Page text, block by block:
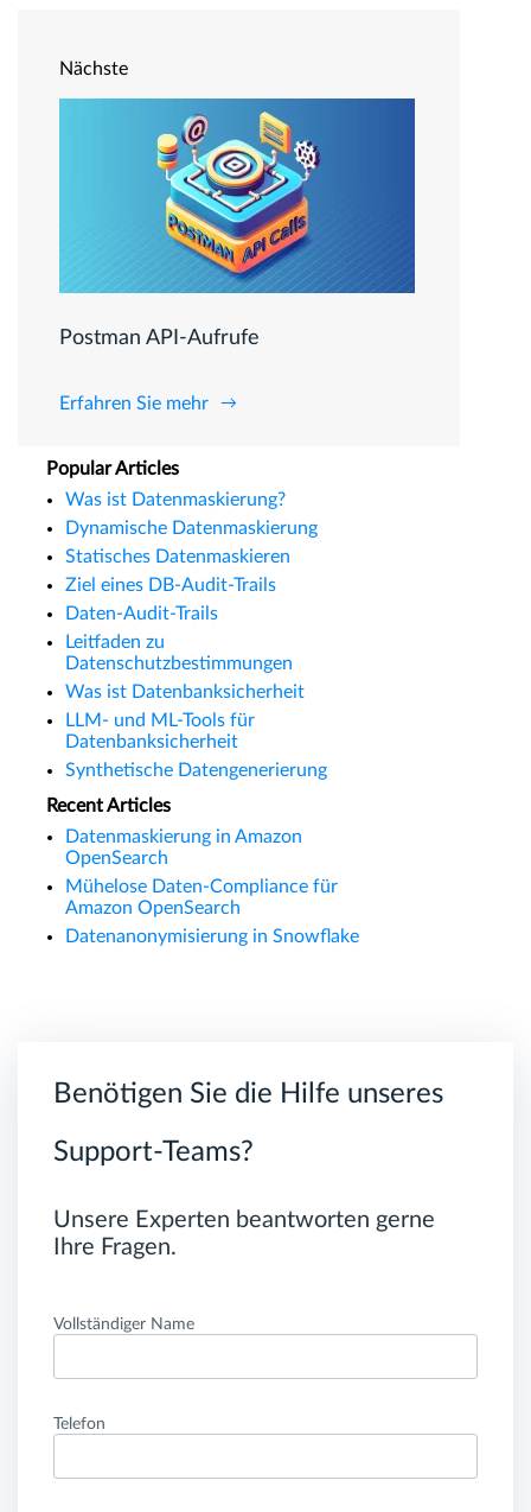
Nächste
Postman API-Aufrufe
Erfahren Sie mehr
Popular Articles
Was ist Datenmaskierung?
Dynamische Datenmaskierung
Statisches Datenmaskieren
Ziel eines DB-Audit-Trails
Daten-Audit-Trails
Leitfaden zu
Datenschutzbestimmungen
Was ist Datenbanksicherheit
LLM- und ML-Tools für
Datenbanksicherheit
Synthetische Datengenerierung
Recent Articles
Datenmaskierung in Amazon
OpenSearch
Mühelose Daten-Compliance für
Amazon OpenSearch
Datenanonymisierung in Snowflake
Benötigen Sie die Hilfe unseres
Support-Teams?
Unsere Experten beantworten gerne
Ihre Fragen.
Vollständiger Name
Telefon